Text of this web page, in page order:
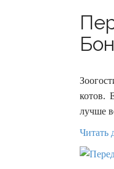
котов.
лучше
Читать